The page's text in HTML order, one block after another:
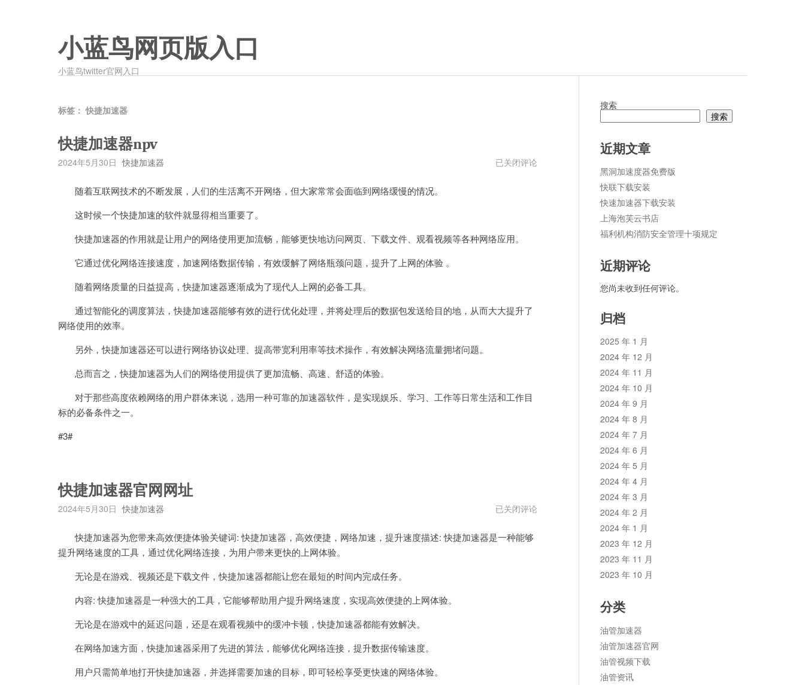
小蓝鸟网页版入口
小蓝鸟twitter官网入口
标签：快捷加速器
快捷加速器npv
2024年5月30日 快捷加速器
快
捷
已关闭评论
随着互联网技术的不断发展，人们的生活离不开网络，但大家常常会面临到网络缓慢的情况。
这时候一个快捷加速的软件就显得相当重要了。
快捷加速器的作用就是让用户的网络使用更加流畅，能够更快地访问网页、下载文件、观看视频等各种网络应用。
它通过优化网络连接速度，加速网络数据传输，有效缓解了网络瓶颈问题，提升了上网的体验 。
随着网络质量的日益提高，快捷加速器逐渐成为了现代人上网的必备工具。
通过智能化的调度算法，快捷加速器能够有效的进行优化处理，并将处理后的数据包发送给目的地，从而大大提升了
网络使用的效率。
另外，快捷加速器还可以进行网络协议处理、提高带宽利用率等技术操作，有效解决网络流量拥堵问题。
总而言之，快捷加速器为人们的网络使用提供了更加流畅、高速、舒适的体验。
对于那些高度依赖网络的用户群体来说，选用一种可靠的加速器软件，是实现娱乐、学习、工作等日常生活和工作目
标的必备条件之一。
#3#
快捷加速器官网网址
2024年5月30日 快捷加速器
快
捷
速
器
已关闭评论
快捷加速器为您带来高效便捷体验关键词: 快捷加速器，高效便捷，网络加速，提升速度描述: 快捷加速器是一种能够
提升网络速度的工具，通过优化网络连接，为用户带来更快的上网体验。
无论是在游戏、视频还是下载文件，快捷加速器都能让您在最短的时间内完成任务。
内容: 快捷加速器是一种强大的工具，它能够帮助用户提升网络速度，实现高效便捷的上网体验。
无论是在游戏中的延迟问题，还是在观看视频中的缓冲卡顿，快捷加速器都能有效解决。
在网络加速方面，快捷加速器采用了先进的算法，能够优化网络连接，提升数据传输速度。
用户只需简单地打开快捷加速器，并选择需要加速的目标，即可轻松享受更快速的网络体验。
搜索
搜索
近期文章
黑洞加速度器免费版
快联下载安装
快速加速器下载安装
上海泡芙云书店
福利机构消防安全管理十项规定
近期评论
您尚未收到任何评论。
归档
2025 年 1 月
2024 年 12 月
2024 年 11 月
2024 年 10 月
2024 年 9 月
2024 年 8 月
2024 年 7 月
2024 年 6 月
2024 年 5 月
2024 年 4 月
2024 年 3 月
2024 年 2 月
2024 年 1 月
2023 年 12 月
2023 年 11 月
2023 年 10 月
分类
油管加速器
油管加速器官网
油管视频下载
油管资讯